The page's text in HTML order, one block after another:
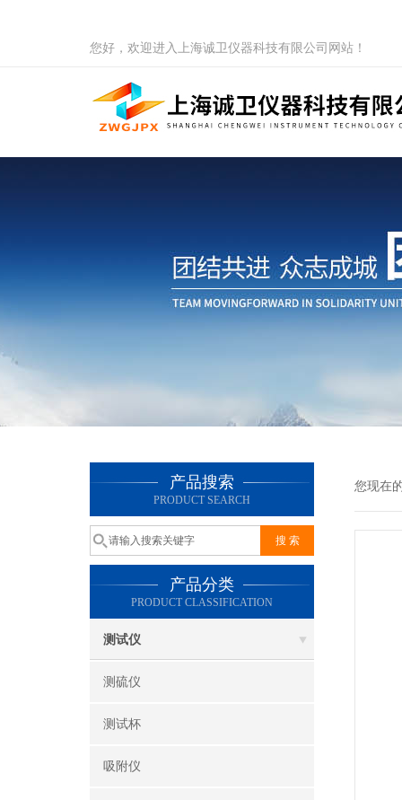
您好，欢迎进入上海诚卫仪器科技有限公司网站！
产品搜索
PRODUCT SEARCH
产品分类
PRODUCT CLASSIFICATION
测试仪
测硫仪
测试杯
吸附仪
您现在